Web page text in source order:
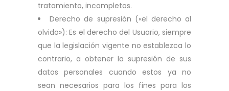
tratamiento, incompletos.
Derecho de supresión («el derecho al
olvido»): Es el derecho del Usuario, siempre
que la legislación vigente no establezca lo
contrario, a obtener la supresión de sus
datos personales cuando estos ya no
sean necesarios para los fines para los